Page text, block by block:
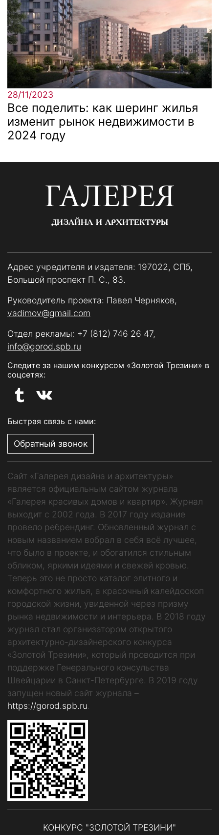
28/11/2023
Все поделить: как шеринг жилья
изменит рынок недвижимости в
2024 году
ГАЛЕРЕЯ
ДИЗАЙНА И АРХИТЕКТУРЫ
Адрес учредителя и издателя: 197022, СПб,
Большой проспект П. С., 83.
Руководитель проекта: Павел Черняков,
vadimov@gmail.com
Отдел рекламы: +7 (812) 746 26 47,
info@gorod.spb.ru
Следите за нашим конкурсом «Золотой Трезини» в
соцсетях:
Быстрая связь с нами:
Обратный звонок
Сайт «Галерея дизайна и архитектуры»
является официальным сайтом журнала
«Галерея красивых домов и квартир». Журнал
выходит с 2002 года. В 2017 году издание
провело ребрендинг. Обновленный журнал с
новым названием вобрал в себя всё лучшее,
что было в проекте, и обогатился стильным
обликом, яркими идеями и свежей кровью.
Теперь это не просто каталог элитного и
комфортного жилья, а красочный калейдоскоп
городской жизни, увиденной через призму
рынка недвижимости и интерьера. В 2018 году
журнал стал организатором открытого
архитектурно-дизайнерского конкурса
«Золотой Трезини», который проводится при
поддержке Генерального консульства
Швейцарии в Санкт-Петербурге. В 2019 году
запущен новый сайт журнала –
https://gorod.spb.ru.
КОНКУРС "ЗОЛОТОЙ ТРЕЗИНИ"